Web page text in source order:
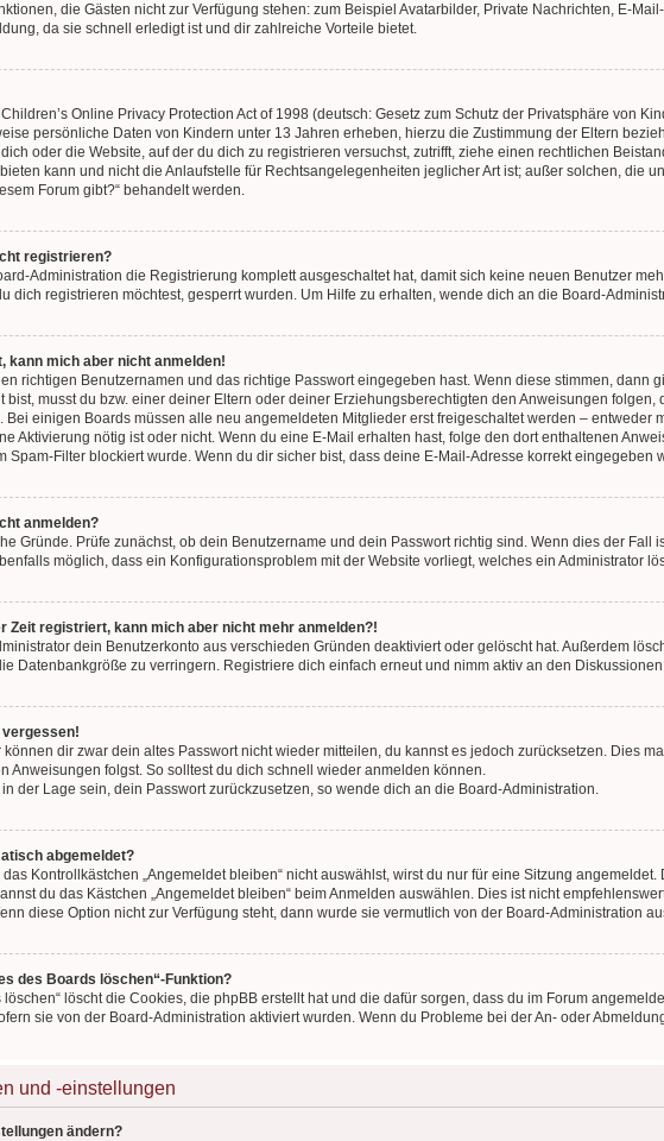
die Gästen nicht zur Verfügung stehen: zum Beispiel Avatarbilder, Private Nachrichten, E-
da sie schnell erledigt ist und dir zahlreiche Vorteile bietet.
Online Privacy Protection Act of 1998 (deutsch: Gesetz zum Schutz der Privatsphäre von
persönliche Daten von Kindern unter 13 Jahren erheben, hierzu die Zustimmung der Eltern
oder die Website, auf der du dich zu registrieren versuchst, zutrifft, ziehe einen rechtlichen
kann und nicht die Anlaufstelle für Rechtsangelegenheiten jeglicher Art ist; außer solchen, die
Forum gibt?“ behandelt werden.
registrieren?
Administration die Registrierung komplett ausgeschaltet hat, damit sich keine neuen Benutzer
dich registrieren möchtest, gesperrt wurden. Um Hilfe zu erhalten, wende dich an die Board-
kann mich aber nicht anmelden!
richtigen Benutzernamen und das richtige Passwort eingegeben hast. Wenn diese stimmen, dann
bist, musst du bzw. einer deiner Eltern oder deiner Erziehungsberechtigten den Anweisungen
Bei einigen Boards müssen alle neu angemeldeten Mitglieder erst freigeschaltet werden – entweder
Aktivierung nötig ist oder nicht. Wenn du eine E-Mail erhalten hast, folge den dort enthaltenen
Spam-Filter blockiert wurde. Wenn du dir sicher bist, dass deine E-Mail-Adresse korrekt eingegeben
anmelden?
Gründe. Prüfe zunächst, ob dein Benutzername und dein Passwort richtig sind. Wenn dies der
möglich, dass ein Konfigurationsproblem mit der Website vorliegt, welches ein Administrator
Zeit registriert, kann mich aber nicht mehr anmelden?!
dein Benutzerkonto aus verschieden Gründen deaktiviert oder gelöscht hat. Außerdem
Datenbankgröße zu verringern. Registriere dich einfach erneut und nimm aktiv an den
vergessen!
können dir zwar dein altes Passwort nicht wieder mitteilen, du kannst es jedoch zurücksetzen. Dies
Anweisungen folgst. So solltest du dich schnell wieder anmelden können.
der Lage sein, dein Passwort zurückzusetzen, so wende dich an die Board-Administration.
abgemeldet?
Kontrollkästchen „Angemeldet bleiben“ nicht auswählst, wirst du nur für eine Sitzung
du das Kästchen „Angemeldet bleiben“ beim Anmelden auswählen. Dies ist nicht
diese Option nicht zur Verfügung steht, dann wurde sie vermutlich von der Board-Administration
des Boards löschen“-Funktion?
löschen“ löscht die Cookies, die phpBB erstellt hat und die dafür sorgen, dass du im Forum
sie von der Board-Administration aktiviert wurden. Wenn du Probleme bei der An- oder
und -einstellungen
ändern?